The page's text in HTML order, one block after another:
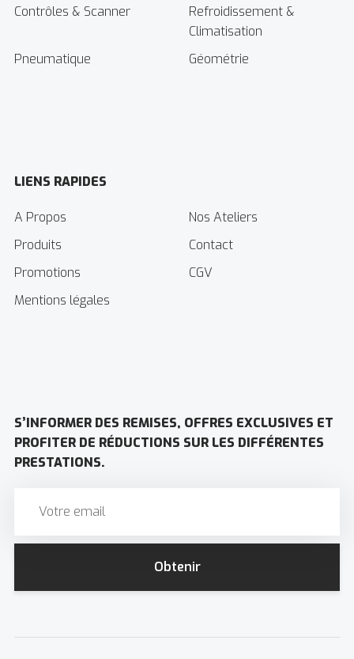
Contrôles & Scanner
Refroidissement &
Climatisation
Pneumatique
Géométrie
LIENS RAPIDES
A Propos
Nos Ateliers
Produits
Contact
Promotions
CGV
Mentions légales
S’INFORMER DES REMISES, OFFRES EXCLUSIVES ET
PROFITER DE RÉDUCTIONS SUR LES DIFFÉRENTES
PRESTATIONS.